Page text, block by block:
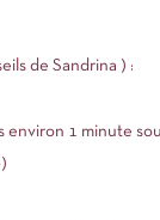
de Sandrina ) :
environ 1 minute